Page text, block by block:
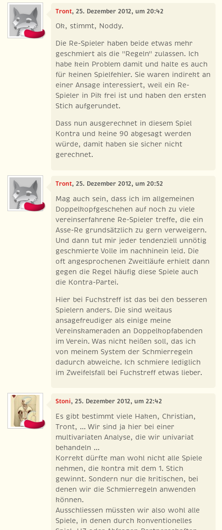
Tront, 25. Dezember 2012, um 20:42
Ok, stimmt, Noddy.
Die Re-Spieler haben beide etwas mehr
geschmiert als die "Regeln" zulassen. Ich
habe kein Problem damit und halte es auch
für keinen Spielfehler. Sie waren indirekt an
einer Ansage interessiert, weil ein Re-
Spieler in Pik frei ist und haben den ersten
Stich aufgerundet.
Dass nun ausgerechnet in diesem Spiel
Kontra und keine 90 abgesagt werden
würde, damit haben sie sicher nicht
gerechnet.
Tront, 25. Dezember 2012, um 20:52
Mag auch sein, dass ich im allgemeinen
Doppelkopfgeschehen auf noch zu viele
vereinserfahrene Re-Spieler treffe, die ein
Asse-Re grundsätzlich zu gern verweigern.
Und dann tut mir jeder tendenziell unnötig
geschmierte Volle im nachhinein leid. Die
oft angesprochenen Zweitläufe erhielt dann
gegen die Regel häufig diese Spiele auch
die Kontra-Partei.
Hier bei Fuchstreff ist das bei den besseren
Spielern anders. Die sind weitaus
ansagefreudiger als einige meine
Vereinskameraden an Doppelkopfabenden
im Verein. Was nicht heißen soll, das ich
von meinem System der Schmierregeln
dadurch abweiche. Ich schmiere lediglich
im Zweifelsfall bei Fuchstreff etwas lieber.
Stoni, 25. Dezember 2012, um 22:42
Es gibt bestimmt viele Haken, Christian,
Tront, ... Wir sind ja hier bei einer
multivariaten Analyse, die wir univariat
behandeln ...
Korrekt dürfte man wohl nicht alle Spiele
nehmen, die kontra mit dem 1. Stich
gewinnt. Sondern nur die kritischen, bei
denen wir die Schmierregeln anwenden
können.
Ausschliessen müssten wir also wohl alle
Spiele, in denen durch konventionelles